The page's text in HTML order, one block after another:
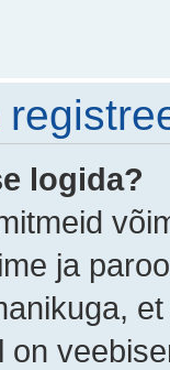
logida?
ja
on